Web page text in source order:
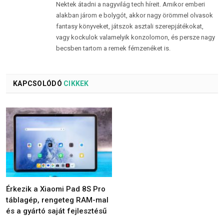
Nektek átadni a nagyvilág tech híreit. Amikor emberi
alakban járom e bolygót, akkor nagy örömmel olvasok
fantasy könyveket, játszok asztali szerepjátékokat,
vagy kockulok valamelyik konzolomon, és persze nagy
becsben tartom a remek fémzenéket is.
KAPCSOLÓDÓ CIKKEK
Érkezik a Xiaomi Pad 8S Pro
táblagép, rengeteg RAM-mal
és a gyártó saját fejlesztésű